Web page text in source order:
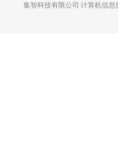
集智科技有限公司 计算机信息